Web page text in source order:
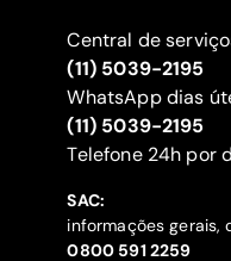
Central de
(11) 5039-2195
WhatsApp dias
(11) 5039-2195
‍Telefone 24h por
SAC:
informações gerais,
‍0800 591 2259